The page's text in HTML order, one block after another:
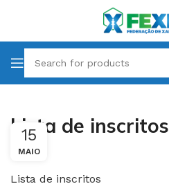
Lista de inscritos
15
MAIO
Lista de inscritos